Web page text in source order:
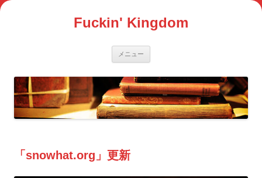
プ
Fuckin' Kingdom
メニュー
「snowhat.org」更新